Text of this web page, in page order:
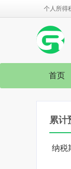
个人所得
首页
累计
纳税